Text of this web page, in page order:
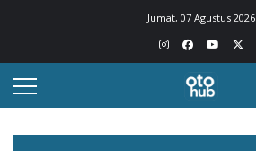
Jumat, 07 Agustus 2026
Otohub.co
Portal berita otomotif Indonesia terkini